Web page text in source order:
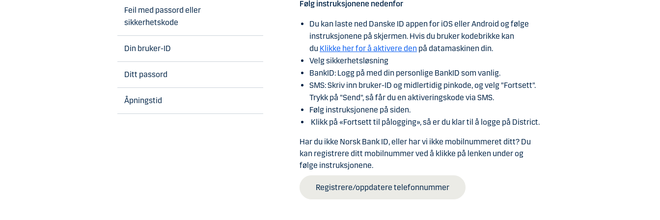
Feil med passord eller
sikkerhetskode
Din bruker-ID
Ditt passord
Åpningstid
Følg instruksjonene nedenfor
Du kan laste ned Danske ID appen for iOS eller Android og følge
instruksjonene på skjermen. Hvis du bruker kodebrikke kan
du Klikke her for å aktivere den på datamaskinen din.
Velg sikkerhetsløsning
BankID: Logg på med din personlige BankID som vanlig.
SMS: Skriv inn bruker-ID og midlertidig pinkode, og velg "Fortsett".
Trykk på "Send", så får du en aktiveringskode via SMS.
Følg instruksjonene på siden.
Klikk på «Fortsett til pålogging», så er du klar til å logge på District.
Har du ikke Norsk Bank ID, eller har vi ikke mobilnummeret ditt? Du
kan registrere ditt mobilnummer ved å klikke på lenken under og
følge instruksjonene.
Registrere/oppdatere telefonnummer
Følg instruksjonene nedenfor for å logge på.
Gå til danskebank.no
Velg «Logg inn» øverst til høyre, og trykk deretter «District».
Velg eSafeID som innloggingsmetode
Angi bruker-ID og passord, og trykk «Fortsett».
Velg sikkerhetsløsning
Danske ID:Trykk "send", åpne Danske ID-appen, skann QR-koden
og swipe for å godkjenne.
Kodebrikke:Angi en sikkerhetskode fra kodebrikken, og trykk
«Fortsett».
Vær oppmerksom på at påloggingsinformasjonen blir sperret etter 5
forsøk. Ta kontakt med kundeservice for å aktivere den på nytt.
Hvis du ikke har vedlegget, kan du hente bruker-IDen på følgende
I brevet du mottok sammen med kodebrikken for District.
Under «Brukeradministrasjon» i District ser du om andre brukere i
avtalen har nødvendige tilgangsrettigheter.
Ring kundesenter for bedrift.
Les mer om bruker-ID
Når du aktiverer kodebrikken, må du angi et passord som inneholder
Les mer om passord og midlertidig pinkode.
Teknisk vedlikehold
Se driftsstatus for District